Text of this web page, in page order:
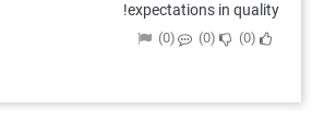
expectations in quality!
0
0
0